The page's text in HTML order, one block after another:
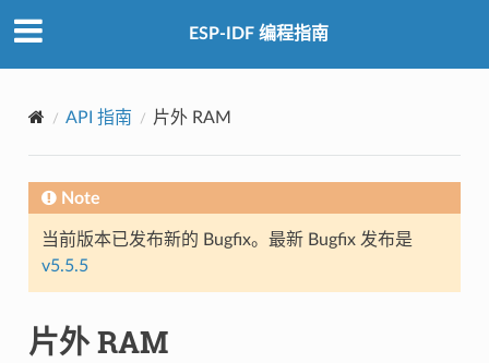
ESP-IDF 编程指南
API 指南 片外 RAM
Note
当前版本已发布新的 Bugfix。最新 Bugfix 发布是
v5.5.5
片外 RAM